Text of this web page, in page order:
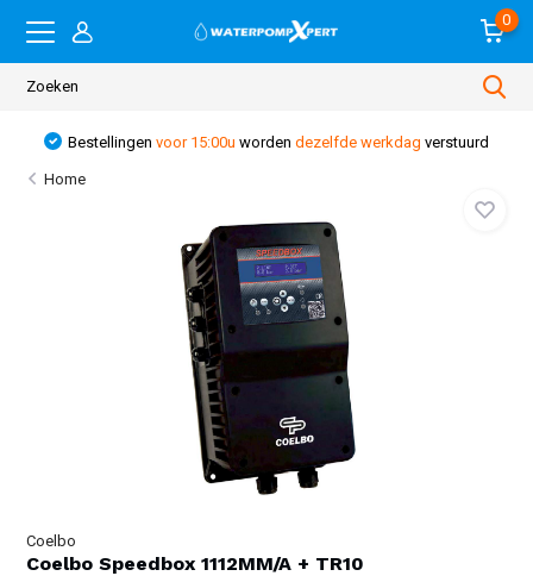
0
Bestellingenvoor 15:00u worden dezelfde werkdag verstuurd
Home
Coelbo
Coelbo Speedbox 1112MM/A + TR10